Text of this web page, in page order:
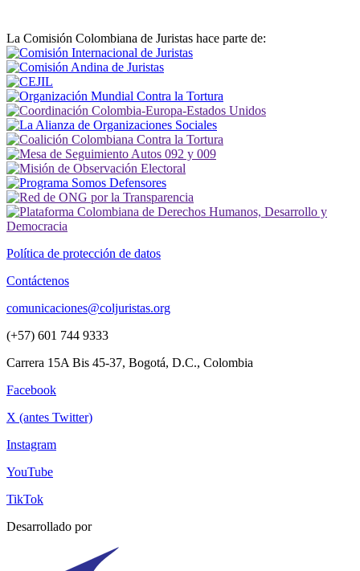
La Comisión Colombiana de Juristas hace parte de:
Política de protección de datos
Contáctenos
comunicaciones@coljuristas.org
(+57) 601 744 9333
Carrera 15A Bis 45-37, Bogotá, D.C., Colombia
Facebook
X (antes Twitter)
Instagram
YouTube
TikTok
Desarrollado por